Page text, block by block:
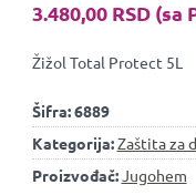
3.480,00 RSD (sa
Žižol Total Protect 5L
Šifra:6889
Kategorija:Zaštita za
Proizvođač:Jugohem